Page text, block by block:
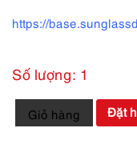
https://
Số lượng: 1
5587-
Gọng
Giỏ hàng Đặt